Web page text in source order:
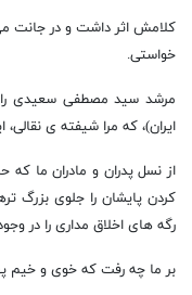
کلامش اثر داشت و در جانت
خواستی.
مرشد سید مصطفی سعیدی را
ایران)، که مرا شیفته ی
از نسل پدران و مادران ما که
کردن پایشان را جلوی بزرگ
رگه های اخلاق مداری را در
بر ما چه رفت که خوی و خیم